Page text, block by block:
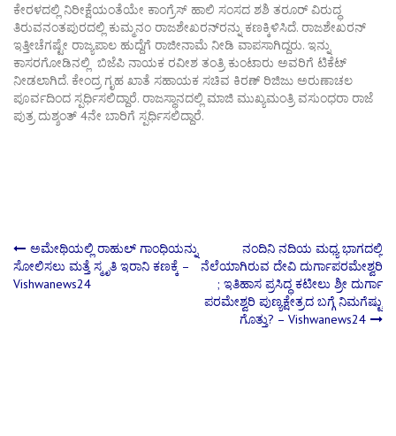
ಕೇರಳದಲ್ಲಿ ನಿರೀಕ್ಷೆಯಂತೆಯೇ ಕಾಂಗ್ರೆಸ್‌ ಹಾಲಿ ಸಂಸದ ಶಶಿ ತರೂರ್‌ ವಿರುದ್ಧ
ತಿರುವನಂತಪುರದಲ್ಲಿ ಕುಮ್ಮನಂ ರಾಜಶೇಖರನ್‌ರನ್ನು ಕಣಕ್ಕಿಳಿಸಿದೆ. ರಾಜಶೇಖರನ್‌
ಇತ್ತೀಚೆಗಷ್ಟೇ ರಾಜ್ಯಪಾಲ ಹುದ್ದೆಗೆ ರಾಜೀನಾಮೆ ನೀಡಿ ವಾಪಸಾಗಿದ್ದರು. ಇನ್ನು
ಕಾಸರಗೋಡಿನಲ್ಲಿ ಬಿಜೆಪಿ ನಾಯಕ ರವೀಶ ತಂತ್ರಿ ಕುಂಟಾರು ಅವರಿಗೆ ಟಿಕೆಟ್‌
ನೀಡಲಾಗಿದೆ. ಕೇಂದ್ರ ಗೃಹ ಖಾತೆ ಸಹಾಯಕ ಸಚಿವ ಕಿರಣ್‌ ರಿಜಿಜು ಅರುಣಾಚಲ
ಪೂರ್ವದಿಂದ ಸ್ಪರ್ಧಿಸಲಿದ್ದಾರೆ. ರಾಜಸ್ಥಾನದಲ್ಲಿ ಮಾಜಿ ಮುಖ್ಯಮಂತ್ರಿ ವಸುಂಧರಾ ರಾಜೆ
ಪುತ್ರ ದುಶ್ಶಂತ್‌ 4ನೇ ಬಾರಿಗೆ ಸ್ಪರ್ಧಿಸಲಿದ್ದಾರೆ.
Post
navigation
ಅಮೇಥಿಯಲ್ಲಿ ರಾಹುಲ್ ಗಾಂಧಿಯನ್ನು
ಸೋಲಿಸಲು ಮತ್ತೆ ಸ್ಮೃತಿ ಇರಾನಿ ಕಣಕ್ಕೆ –
Vishwanews24
ನಂದಿನಿ ನದಿಯ ಮಧ್ಯ ಭಾಗದಲ್ಲಿ
ನೆಲೆಯಾಗಿರುವ ದೇವಿ ದುರ್ಗಾಪರಮೇಶ್ವರಿ
; ಇತಿಹಾಸ ಪ್ರಸಿದ್ಧ ಕಟೀಲು ಶ್ರೀ ದುರ್ಗಾ
ಪರಮೇಶ್ವರಿ ಪುಣ್ಯಕ್ಷೇತ್ರದ ಬಗ್ಗೆ ನಿಮಗೆಷ್ಟು
ಗೊತ್ತು? – Vishwanews24